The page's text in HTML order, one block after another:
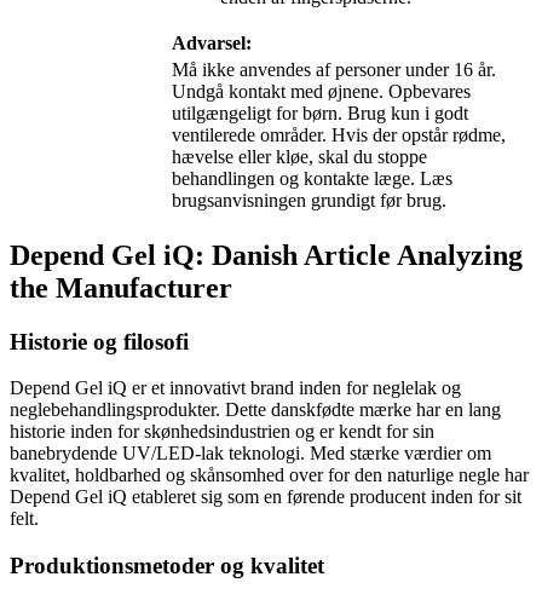
Advarsel:
Må ikke anvendes af personer under 16 år.
Undgå kontakt med øjnene. Opbevares
utilgængeligt for børn. Brug kun i godt
ventilerede områder. Hvis der opstår rødme,
hævelse eller kløe, skal du stoppe
behandlingen og kontakte læge. Læs
brugsanvisningen grundigt før brug.
Depend Gel iQ: Danish Article Analyzing
the Manufacturer
Historie og filosofi
Depend Gel iQ er et innovativt brand inden for neglelak og
neglebehandlingsprodukter. Dette danskfødte mærke har en lang
historie inden for skønhedsindustrien og er kendt for sin
banebrydende UV/LED-lak teknologi. Med stærke værdier om
kvalitet, holdbarhed og skånsomhed over for den naturlige negle har
Depend Gel iQ etableret sig som en førende producent inden for sit
felt.
Produktionsmetoder og kvalitet